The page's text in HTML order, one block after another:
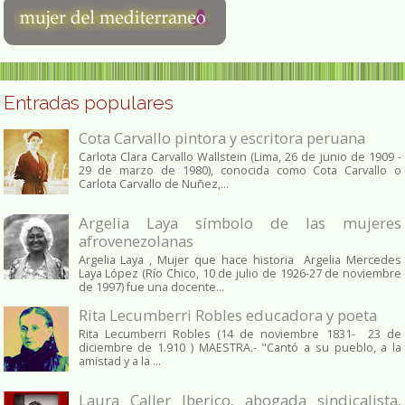
Entradas populares
Cota Carvallo pintora y escritora peruana
Carlota Clara Carvallo Wallstein (Lima, 26 de junio de 1909 -
29 de marzo de 1980), conocida como Cota Carvallo o
Carlota Carvallo de Nuñez,...
Argelia Laya símbolo de las mujeres
afrovenezolanas
Argelia Laya , Mujer que hace historia Argelia Mercedes
Laya López (Río Chico, 10 de julio de 1926-27 de noviembre
de 1997) fue una docente...
Rita Lecumberri Robles educadora y poeta
Rita Lecumberri Robles (14 de noviembre 1831- 23 de
diciembre de 1.910 ) MAESTRA.- "Cantó a su pueblo, a la
amistad y a la ...
Laura Caller Iberico, abogada sindicalista,